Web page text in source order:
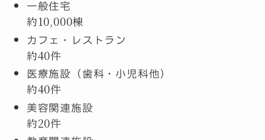
一般住宅
約10,000棟
カフェ・レストラン
約40件
医療施設（歯科・小児科他）
約40件
美容関連施設
約20件